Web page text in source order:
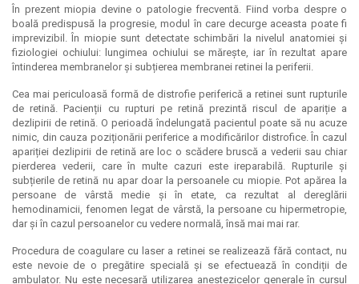
În prezent miopia devine o patologie frecventă. Fiind vorba despre o
boală predispusă la progresie, modul în care decurge aceasta poate fi
imprevizibil. În miopie sunt detectate schimbări la nivelul anatomiei și
fiziologiei ochiului: lungimea ochiului se mărește, iar în rezultat apare
întinderea membranelor și subțierea membranei retinei la periferii.
Cea mai periculoasă formă de distrofie periferică a retinei sunt rupturile
de retină. Pacienții cu rupturi pe retină prezintă riscul de apariție a
dezlipirii de retină. O perioadă îndelungată pacientul poate să nu acuze
nimic, din cauza poziționării periferice a modificărilor distrofice. În cazul
apariției dezlipirii de retină are loc o scădere bruscă a vederii sau chiar
pierderea vederii, care în multe cazuri este ireparabilă. Rupturile și
subțierile de retină nu apar doar la persoanele cu miopie. Pot apărea la
persoane de vârstă medie și în etate, ca rezultat al dereglării
hemodinamicii, fenomen legat de vârstă, la persoane cu hipermetropie,
dar și în cazul persoanelor cu vedere normală, însă mai mai rar.
Procedura de coagulare cu laser a retinei se realizează fără contact, nu
este nevoie de o pregătire specială și se efectuează în condiții de
ambulator. Nu este necesară utilizarea anestezicelor generale în cursul